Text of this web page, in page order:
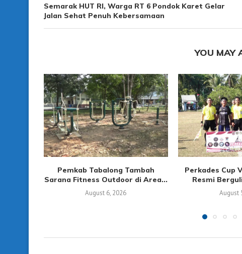
Semarak HUT RI, Warga RT 6 Pondok Karet Gelar
Jalan Sehat Penuh Kebersamaan
YOU MAY
Pemkab Tabalong Tambah
Sarana Fitness Outdoor di Area...
August 6, 2026
Perkades Cup
Resmi
August